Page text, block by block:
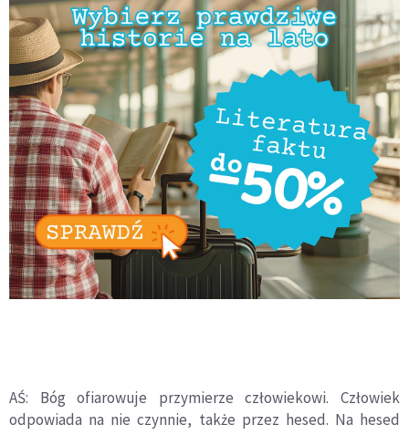
AŚ: Bóg ofiarowuje przymierze człowiekowi. Człowiek
odpowiada na nie czynnie, także przez hesed. Na hesed